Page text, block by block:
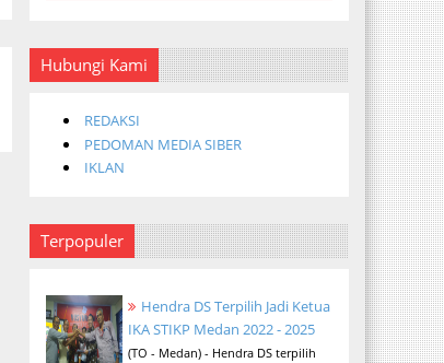
Hubungi Kami
REDAKSI
PEDOMAN MEDIA SIBER
IKLAN
Terpopuler
Hendra DS Terpilih Jadi Ketua
IKA STIKP Medan 2022 - 2025
(TO - Medan) - Hendra DS terpilih